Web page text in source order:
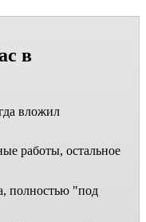
в
вложил
работы, остальное
полностью "под